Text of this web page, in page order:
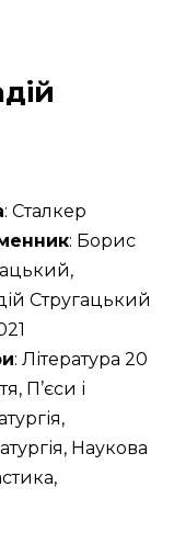
: Сталкер
: Борис
Стругацький
: Література 20
П’єси і
Наукова